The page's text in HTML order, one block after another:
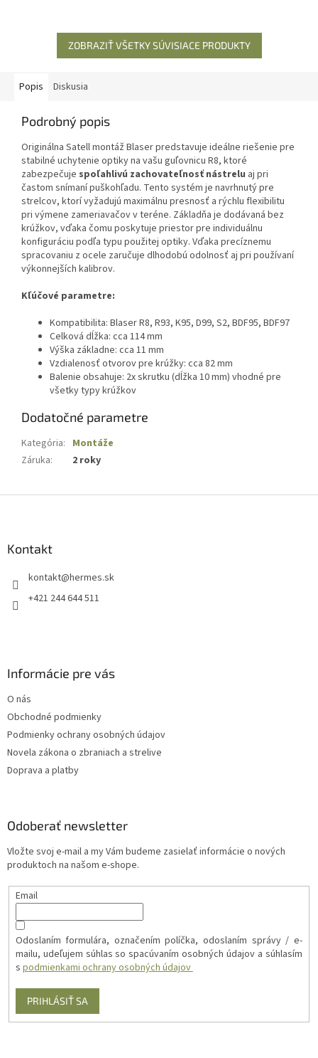
ZOBRAZIŤ VŠETKY SÚVISIACE PRODUKTY
Popis Diskusia
Podrobný popis
Originálna Satell montáž Blaser predstavuje ideálne riešenie pre
stabilné uchytenie optiky na vašu guľovnicu R8, ktoré
zabezpečuje spoľahlivú zachovateľnosť nástrelu aj pri
častom snímaní puškohľadu. Tento systém je navrhnutý pre
strelcov, ktorí vyžadujú maximálnu presnosť a rýchlu flexibilitu
pri výmene zameriavačov v teréne. Základňa je dodávaná bez
krúžkov, vďaka čomu poskytuje priestor pre individuálnu
konfiguráciu podľa typu použitej optiky. Vďaka precíznemu
spracovaniu z ocele zaručuje dlhodobú odolnosť aj pri používaní
výkonnejších kalibrov.
Kľúčové parametre:
Kompatibilita: Blaser R8, R93, K95, D99, S2, BDF95, BDF97
Celková dĺžka: cca 114 mm
Výška základne: cca 11 mm
Vzdialenosť otvorov pre krúžky: cca 82 mm
Balenie obsahuje: 2x skrutku (dĺžka 10 mm) vhodné pre
všetky typy krúžkov
Dodatočné parametre
Kategória: Montáže
Záruka: 2 roky
Kontakt
kontakt@hermes.sk
+421 244 644 511
Informácie pre vás
O nás
Obchodné podmienky
Podmienky ochrany osobných údajov
Novela zákona o zbraniach a strelive
Doprava a platby
Odoberať newsletter
Vložte svoj e-mail a my Vám budeme zasielať informácie o nových
produktoch na našom e-shope.
Email
Odoslaním formulára, označením políčka, odoslaním správy / e-
mailu, udeľujem súhlas so spacúvaním osobných údajov a súhlasím
s podmienkami ochrany osobných údajov
PRIHLÁSIŤ SA